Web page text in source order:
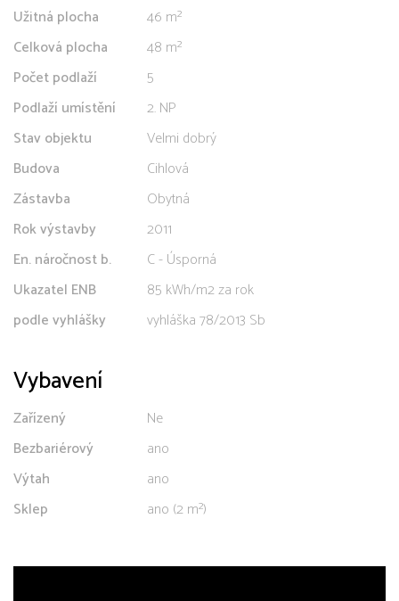
Užitná plocha
46 m²
Celková plocha
48 m²
Počet podlaží
5
Podlaží umístění
2. NP
Stav objektu
Velmi dobrý
Budova
Cihlová
Zástavba
Obytná
Rok výstavby
2011
En. náročnost b.
C - Úsporná
Ukazatel ENB
85 kWh/m2 za rok
podle vyhlášky
vyhláška 78/2013 Sb
Vybavení
Zařízený
Ne
Bezbariérový
ano
Výtah
ano
Sklep
ano (2 m²)